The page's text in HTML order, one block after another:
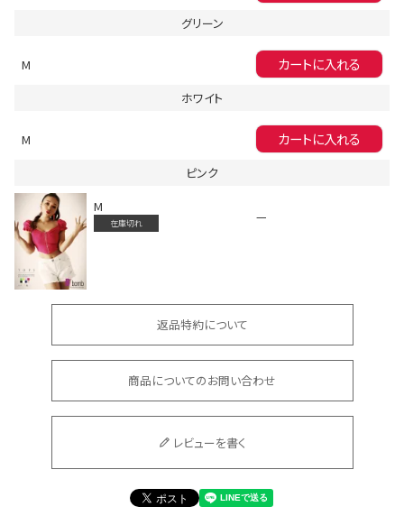
スタッフコーディネート
イベント一覧
グリーン
M カートに入れる
ホワイト
M カートに入れる
ピンク
M
在庫切れ —
返品特約について
商品についてのお問い合わせ
レビューを書く